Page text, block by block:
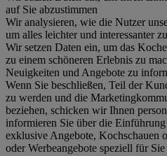
auf Sie abzustimmen
Wir analysieren, wie die Nutzer
um alles leichter und interessanter
Wir setzen Daten ein, um das
zu einem schöneren Erlebnis zu
Neuigkeiten und Angebote zu
Wenn Sie beschließen, Teil der
zu werden und die
beziehen, schicken wir Ihnen
informieren Sie über die
exklusive Angebote, Kochschauen
oder Werbeangebote speziell für